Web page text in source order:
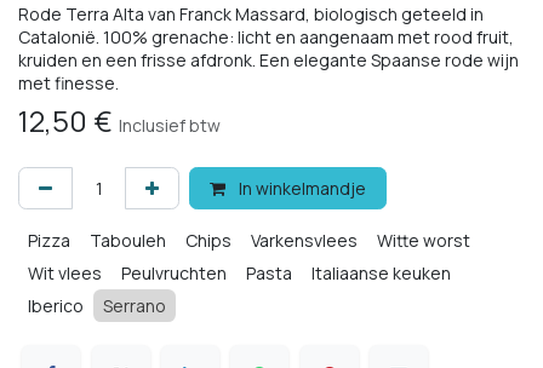
Rode Terra Alta van Franck Massard, biologisch geteeld in
Catalonië. 100% grenache: licht en aangenaam met rood fruit,
kruiden en een frisse afdronk. Een elegante Spaanse rode wijn
met finesse.
12,50 € Inclusief btw
In winkelmandje
Pizza Tabouleh Chips Varkensvlees
Witte worst
Wit vlees
Peulvruchten Pasta
Italiaanse keuken
Iberico
Serrano